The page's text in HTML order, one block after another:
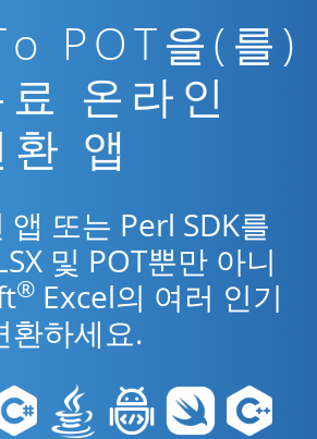
POT을(를)
온라인
앱
앱 또는 Perl SDK를
및 POT뿐만 아니
® Excel의 여러 인기
환하세요.